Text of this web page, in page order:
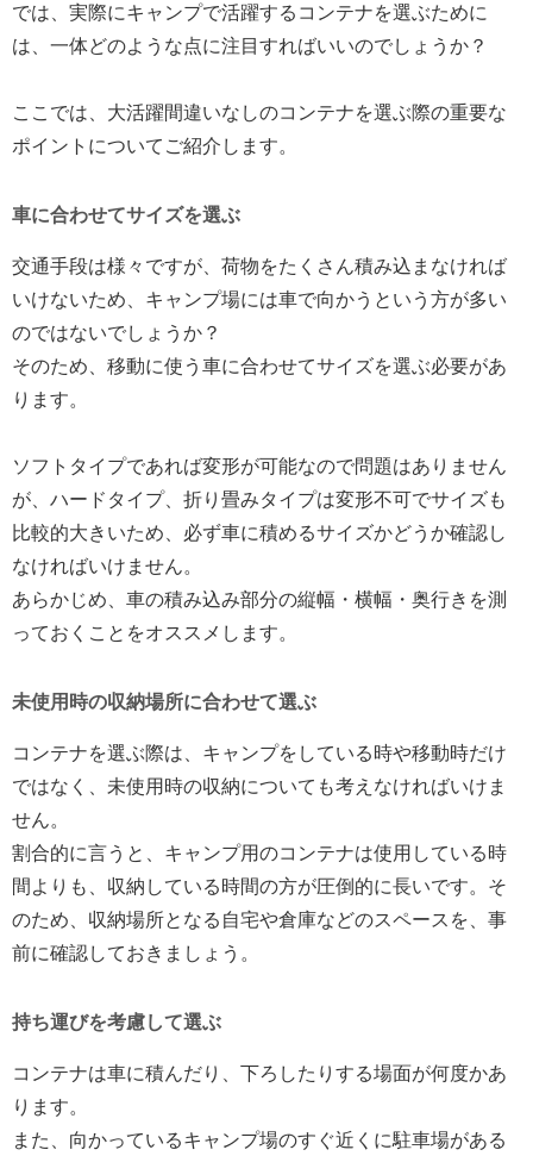
では、実際にキャンプで活躍するコンテナを選ぶために
は、一体どのような点に注目すればいいのでしょうか？
ここでは、大活躍間違いなしのコンテナを選ぶ際の重要な
ポイントについてご紹介します。
車に合わせてサイズを選ぶ
交通手段は様々ですが、荷物をたくさん積み込まなければ
いけないため、キャンプ場には車で向かうという方が多い
のではないでしょうか？
そのため、移動に使う車に合わせてサイズを選ぶ必要があ
ります。
ソフトタイプであれば変形が可能なので問題はありません
が、ハードタイプ、折り畳みタイプは変形不可でサイズも
比較的大きいため、必ず車に積めるサイズかどうか確認し
なければいけません。
あらかじめ、車の積み込み部分の縦幅・横幅・奥行きを測
っておくことをオススメします。
未使用時の収納場所に合わせて選ぶ
コンテナを選ぶ際は、キャンプをしている時や移動時だけ
ではなく、未使用時の収納についても考えなければいけま
せん。
割合的に言うと、キャンプ用のコンテナは使用している時
間よりも、収納している時間の方が圧倒的に長いです。そ
のため、収納場所となる自宅や倉庫などのスペースを、事
前に確認しておきましょう。
持ち運びを考慮して選ぶ
コンテナは車に積んだり、下ろしたりする場面が何度かあ
ります。
また、向かっているキャンプ場のすぐ近くに駐車場がある